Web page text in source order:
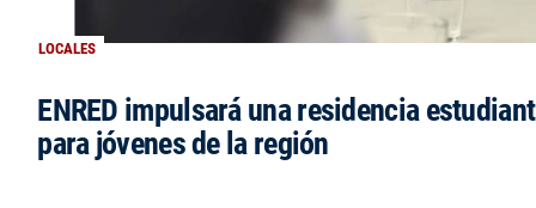
LOCALES
ENRED impulsará una residencia
para jóvenes de la región